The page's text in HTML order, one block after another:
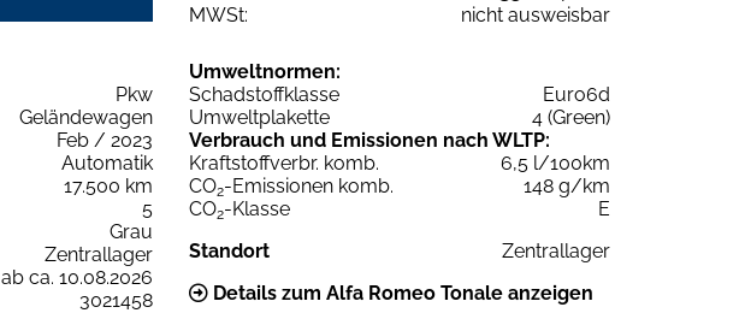
MWSt:
nicht ausweisbar
Pkw
Geländewagen
Feb / 2023
Automatik
17.500 km
5
Grau
Zentrallager
ab ca. 10.08.2026
3021458
Umweltnormen:
Schadstoffklasse
Euro6d
Umweltplakette
4 (Green)
Verbrauch und Emissionen nach WLTP:
Kraftstoffverbr. komb.
6,5 l/100km
CO2-Emissionen komb.
148 g/km
CO2-Klasse
E
Standort
Zentrallager
Details zum Alfa Romeo Tonale anzeigen